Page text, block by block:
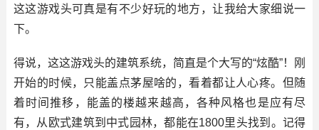
这这游戏头可真是有不少好玩的地方，让我给大家细说一
下。
得说，这这游戏头的建筑系统，简直是个大写的“炫酷”！刚
开始的时候，只能盖点茅屋啥的，看着都让人心疼。但随
着时间推移，能盖的楼越来越高，各种风格也是应有尽
有，从欧式建筑到中式园林，都能在1800里头找到。记得